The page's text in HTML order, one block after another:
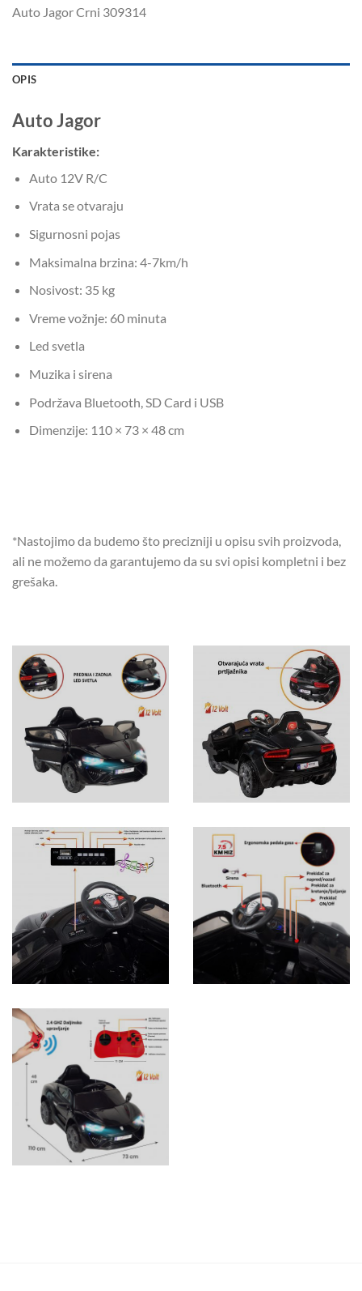
Auto Jagor Crni 309314
OPIS
Auto Jagor
Karakteristike:
Auto 12V R/C
Vrata se otvaraju
Sigurnosni pojas
Maksimalna brzina: 4-7km/h
Nosivost: 35 kg
Vreme vožnje: 60 minuta
Led svetla
Muzika i sirena
Podržava Bluetooth, SD Card i USB
Dimenzije: 110 × 73 × 48 cm
*Nastojimo da budemo što precizniji u opisu svih proizvoda,
ali ne možemo da garantujemo da su svi opisi kompletni i bez
grešaka.